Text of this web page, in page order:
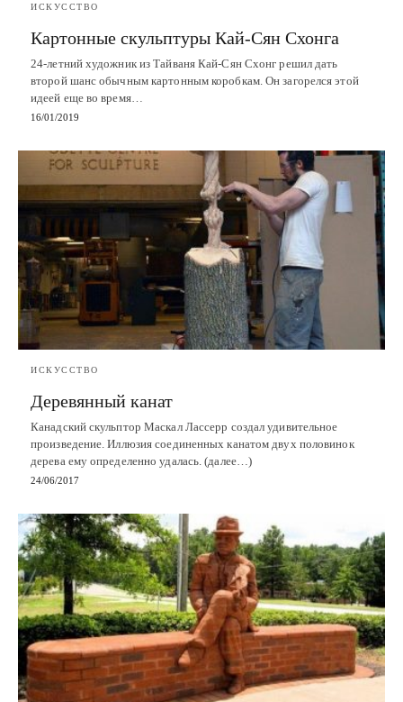
ИСКУССТВО
Картонные скульптуры Кай-Сян Схонга
24-летний художник из Тайваня Кай-Сян Схонг решил дать
второй шанс обычным картонным коробкам. Он загорелся этой
идеей еще во время…
16/01/2019
ИСКУССТВО
Деревянный канат
Канадский скульптор Маскал Лассерр создал удивительное
произведение. Иллюзия соединенных канатом двух половинок
дерева ему определенно удалась. (далее…)
24/06/2017